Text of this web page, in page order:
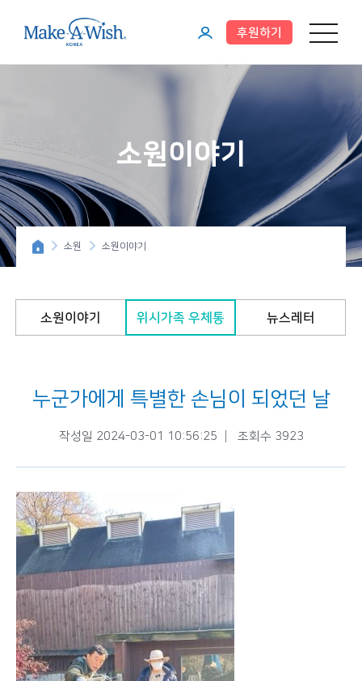
메뉴 열기
이
이
후원하기
소원이야기
소원 소원이야기
소원이야기 위시가족 우체통 뉴스레터
누군가에게 특별한 손님이 되었던 날
작성일 2024-03-01 10:56:25 조회수 3923